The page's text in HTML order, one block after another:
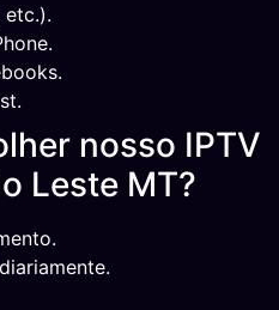
etc.).
nosso IPTV
Leste MT?